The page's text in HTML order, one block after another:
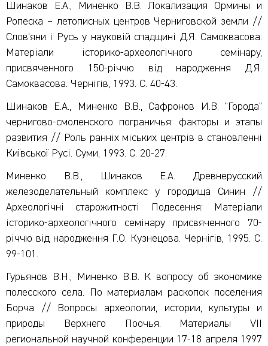
Шинаков Е.А., Миненко В.В. Локализация Ормины и
Ропеска – летописных центров Черниговской земли //
Слов’яни i Русь у науковiй спадщинi Д.Я. Самоквасова:
Матерiали iсторико-археологiчного семiнару,
присвяченного 150-рiччю вiд народження Д.Я.
Самоквасова. Чернiгiв, 1993. С. 40-43.
Шинаков Е.А., Миненко В.В., Сафронов И.В. "Города"
чернигово-смоленского пограничья: факторы и этапы
развития // Роль раннiх мiських центрiв в становленнi
Киïвськоï Русi. Суми, 1993. С. 20-27.
Миненко В.В., Шинаков Е.А. Древнерусский
железоделательный комплекс у городища Синин //
Археологiчнi старожитностi Подесення: Матерiали
iсторико-археоло­гiчного семiнару присвяченного 70-
рiччю вiд народження Г.О. Кузнецова. Чернiгiв, 1995. С.
99-101.
Гурьянов В.Н., Миненко В.В. К вопросу об экономике
полесского села. По ма­териалам раскопок поселения
Борча // Вопросы археологии, истории, культуры и
природы Верхнего Поочья. Материалы VII
региональной научной конференции 17-18 апреля 1997